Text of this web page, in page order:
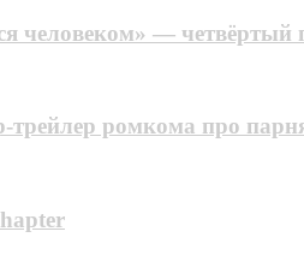
— четвёртый
трейлер ромкома про